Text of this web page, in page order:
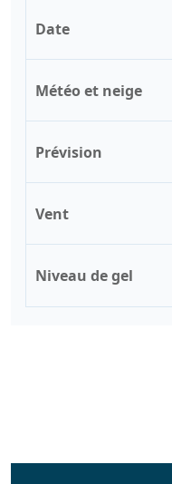
Date
Météo et neige
Prévision
Vent
Niveau de gel